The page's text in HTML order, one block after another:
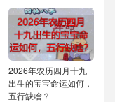
2026年农历四月十九
出生的宝宝命运如何，
五行缺啥？